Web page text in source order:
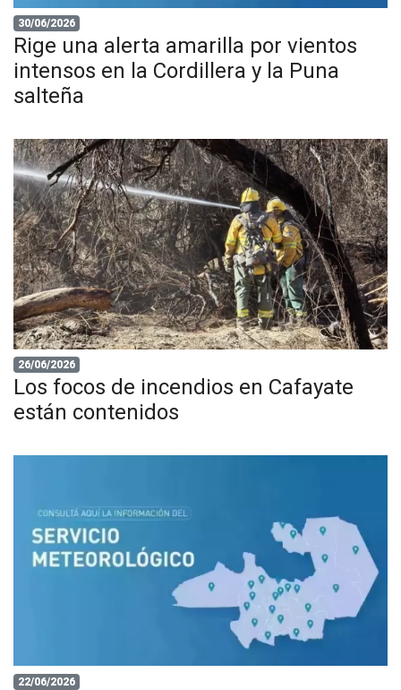
30/06/2026
Rige una alerta amarilla por vientos
intensos en la Cordillera y la Puna
salteña
26/06/2026
Los focos de incendios en Cafayate
están contenidos
22/06/2026